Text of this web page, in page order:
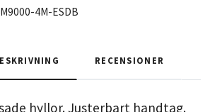
4M-ESDB
RECENSIONER
hyllor. Justerbart handtag.